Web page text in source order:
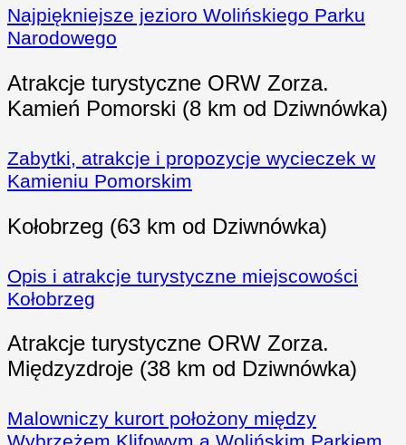
Najpiękniejsze jezioro Wolińskiego Parku
Narodowego
Atrakcje turystyczne ORW Zorza.
Kamień Pomorski (8 km od Dziwnówka)
Zabytki, atrakcje i propozycje wycieczek w
Kamieniu Pomorskim
Kołobrzeg (63 km od Dziwnówka)
Opis i atrakcje turystyczne miejscowości
Kołobrzeg
Atrakcje turystyczne ORW Zorza.
Międzyzdroje (38 km od Dziwnówka)
Malowniczy kurort położony między